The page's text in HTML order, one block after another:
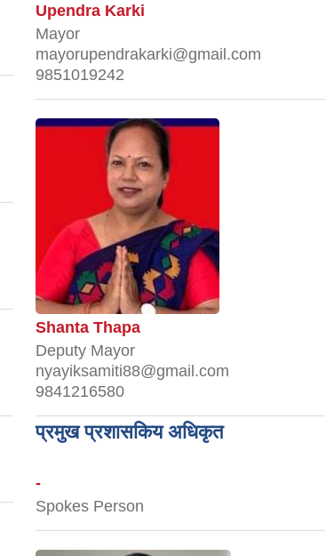
Upendra Karki
Mayor
mayorupendrakarki@gmail.com
9851019242
Shanta Thapa
Deputy Mayor
nyayiksamiti88@gmail.com
9841216580
प्रमुख प्रशासकिय अधिकृत
-
Spokes Person